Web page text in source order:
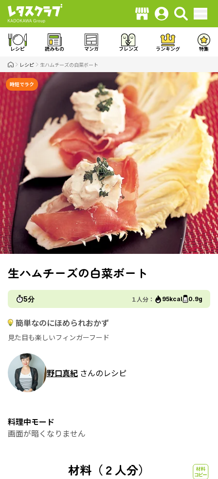
レシピ 読みもの マンガ フレンズ ランキング 特集
レシピ 生ハムチーズの白菜ボート
時短でラク
生ハムチーズの白菜ボート
5分 １人分： 95kcal 0.9g
簡単なのにほめられおかず
見た目も楽しいフィンガーフード
野口真紀 さんのレシピ
料理中モード
画面が暗くなりません
材料（２人分）